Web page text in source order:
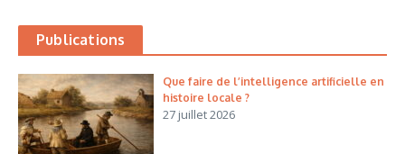
Publications
Que faire de l’intelligence artificielle en
histoire locale ?
27 juillet 2026